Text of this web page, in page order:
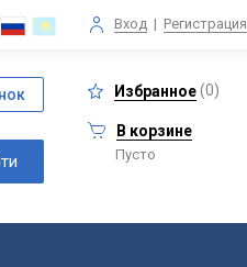
Вход | Регистрация
Избранное(0)
В корзине
Пусто